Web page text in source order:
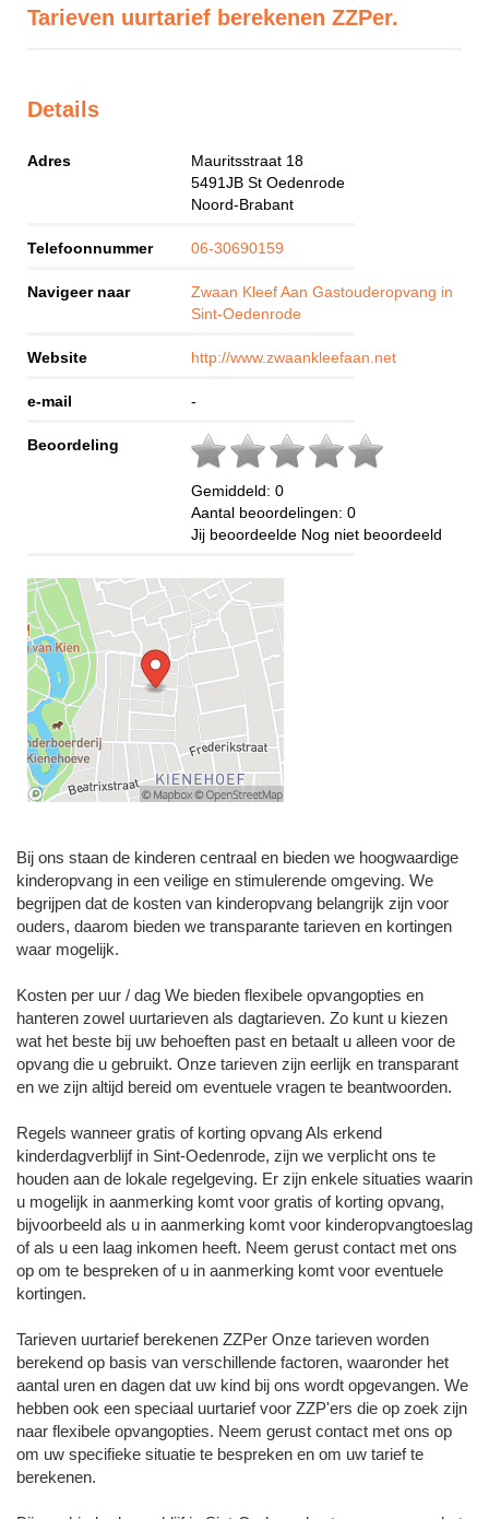
Tarieven uurtarief berekenen ZZPer.
Details
Adres
Mauritsstraat 18
5491JB St Oedenrode
Noord-Brabant
Telefoonnummer 06-30690159
Navigeer naar
Zwaan Kleef Aan Gastouderopvang in
Sint-Oedenrode
Website http://www.zwaankleefaan.net
e-mail -
Beoordeling
Gemiddeld: 0
Aantal beoordelingen: 0
Jij beoordeelde Nog niet beoordeeld
Bij ons staan de kinderen centraal en bieden we hoogwaardige
kinderopvang in een veilige en stimulerende omgeving. We
begrijpen dat de kosten van kinderopvang belangrijk zijn voor
ouders, daarom bieden we transparante tarieven en kortingen
waar mogelijk.
Kosten per uur / dag We bieden flexibele opvangopties en
hanteren zowel uurtarieven als dagtarieven. Zo kunt u kiezen
wat het beste bij uw behoeften past en betaalt u alleen voor de
opvang die u gebruikt. Onze tarieven zijn eerlijk en transparant
en we zijn altijd bereid om eventuele vragen te beantwoorden.
Regels wanneer gratis of korting opvang Als erkend
kinderdagverblijf in Sint-Oedenrode, zijn we verplicht ons te
houden aan de lokale regelgeving. Er zijn enkele situaties waarin
u mogelijk in aanmerking komt voor gratis of korting opvang,
bijvoorbeeld als u in aanmerking komt voor kinderopvangtoeslag
of als u een laag inkomen heeft. Neem gerust contact met ons
op om te bespreken of u in aanmerking komt voor eventuele
kortingen.
Tarieven uurtarief berekenen ZZPer Onze tarieven worden
berekend op basis van verschillende factoren, waaronder het
aantal uren en dagen dat uw kind bij ons wordt opgevangen. We
hebben ook een speciaal uurtarief voor ZZP'ers die op zoek zijn
naar flexibele opvangopties. Neem gerust contact met ons op
om uw specifieke situatie te bespreken en om uw tarief te
berekenen.